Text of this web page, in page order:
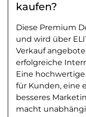
kaufen?
Diese Premium
und wird über
Verkauf
erfolgreiche
Eine
für Kunden, eine
besseres
macht